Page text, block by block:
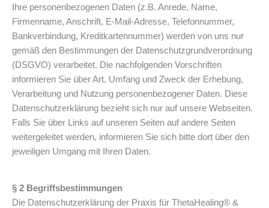
Ihre personenbezogenen Daten (z.B. Anrede, Name,
Firmenname, Anschrift, E-Mail-Adresse, Telefonnummer,
Bankverbindung, Kreditkartennummer) werden von uns nur
gemäß den Bestimmungen der Datenschutzgrundverordnung
(DSGVO) verarbeitet. Die nachfolgenden Vorschriften
informieren Sie über Art, Umfang und Zweck der Erhebung,
Verarbeitung und Nutzung personenbezogener Daten. Diese
Datenschutzerklärung bezieht sich nur auf unsere Webseiten.
Falls Sie über Links auf unseren Seiten auf andere Seiten
weitergeleitet werden, informieren Sie sich bitte dort über den
jeweiligen Umgang mit Ihren Daten.
§ 2 Begriffsbestimmungen
Die Datenschutzerklärung der Praxis für ThetaHealing® &